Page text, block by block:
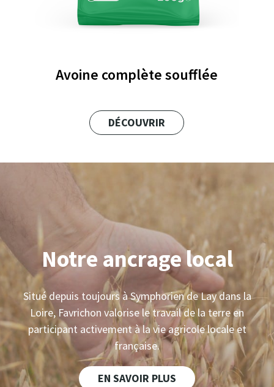
Avoine complète soufflée
DÉCOUVRIR
Notre ancrage local
Situé depuis toujours à Symphorien de Lay dans la
Loire, Favrichon valorise le travail de la terre en
participant activement à la vie agricole locale et
française.
EN SAVOIR PLUS